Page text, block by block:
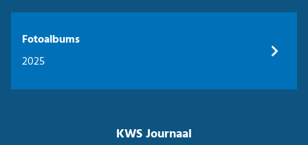
Fotoalbums
2025
KWS Journaal